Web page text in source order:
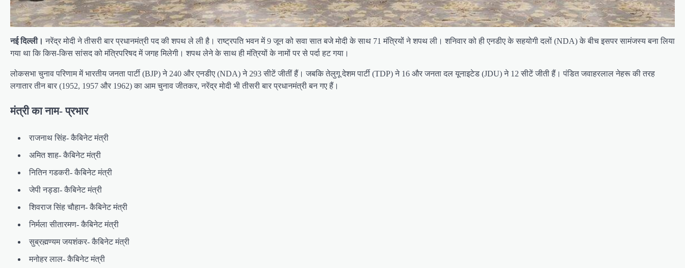
नई दिल्ली। नरेंद्र मोदी ने तीसरी बार प्रधानमंत्री पद की शपथ ले ली है। राष्ट्रपति भवन में 9 जून को सवा सात बजे मोदी के साथ 71 मंत्रियों ने शपथ ली। शनिवार को ही एनडीए के सहयोगी दलों (NDA) के बीच इसपर सामंजस्य बना लिया
गया था कि किस-किस सांसद को मंत्रिपरिषद में जगह मिलेगी। शपथ लेने के साथ ही मंत्रियों के नामों पर से पर्दा हट गया।
लोकसभा चुनाव परिणाम में भारतीय जनता पार्टी (BJP) ने 240 और एनडीए (NDA) ने 293 सीटें जीतीं हैं। जबकि तेलुगू देशम पार्टी (TDP) ने 16 और जनता दल यूनाइटेड (JDU) ने 12 सीटें जीती हैं। पंडित जवाहरलाल नेहरू की तरह
लगातार तीन बार (1952, 1957 और 1962) का आम चुनाव जीतकर, नरेंद्र मोदी भी तीसरी बार प्रधानमंत्री बन गए हैं।
मंत्री का नाम- प्रभार
राजनाथ सिंह- कैबिनेट मंत्री
अमित शाह- कैबिनेट मंत्री
नितिन गडकरी- कैबिनेट मंत्री
जेपी नड्डा- कैबिनेट मंत्री
शिवराज सिंह चौहान- कैबिनेट मंत्री
निर्मला सीतारमण- कैबिनेट मंत्री
सुब्रह्मण्यम जयशंकर- कैबिनेट मंत्री
मनोहर लाल- कैबिनेट मंत्री